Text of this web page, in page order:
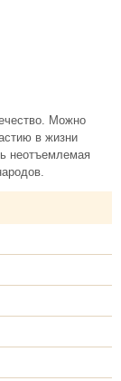
Можно
в жизни
неотъемлемая